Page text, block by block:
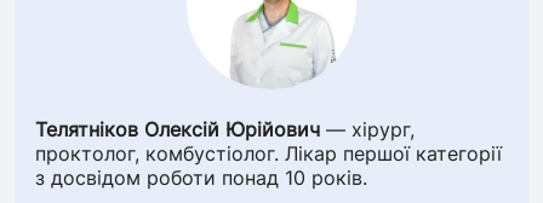
Телятніков Олексій Юрійович — хірург,
проктолог, комбустіолог. Лікар першої категорії
з досвідом роботи понад 10 років.